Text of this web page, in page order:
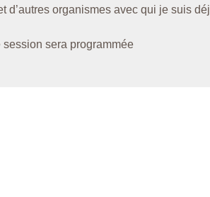
d’autres organismes avec qui je suis
sera programmée